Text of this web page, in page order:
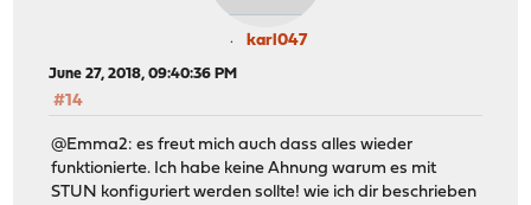
karl047
June 27, 2018, 09:40:36 PM
#14
@Emma2: es freut mich auch dass alles wieder
funktionierte. Ich habe keine Ahnung warum es mit
STUN konfiguriert werden sollte! wie ich dir beschrieben